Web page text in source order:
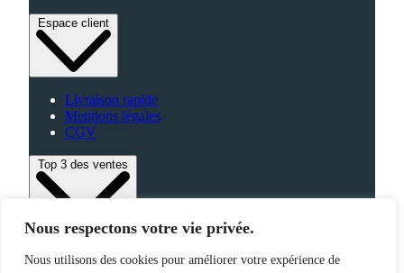
Nous respectons votre vie privée.
Nous utilisons des cookies pour améliorer votre expérience de
Espace client
Livraison rapide
Mentions légales
CGV
Top 3 des ventes
High-Tech